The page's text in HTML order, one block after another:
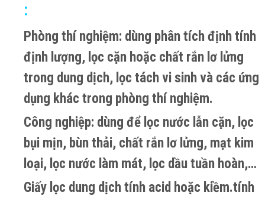
:
Phòng thí nghiệm: dùng phân tích định tính
định lượng, lọc cặn hoặc chất rắn lơ lửng
trong dung dịch, lọc tách vi sinh và các ứng
dụng khác trong phòng thí nghiệm.
Công nghiệp: dùng để lọc nước lẫn cặn, lọc
bụi mịn, bùn thải, chất rắn lơ lửng, mạt kim
loại, lọc nước làm mát, lọc dầu tuần hoàn,…
Giấy lọc dung dịch tính acid hoặc kiềm.tính